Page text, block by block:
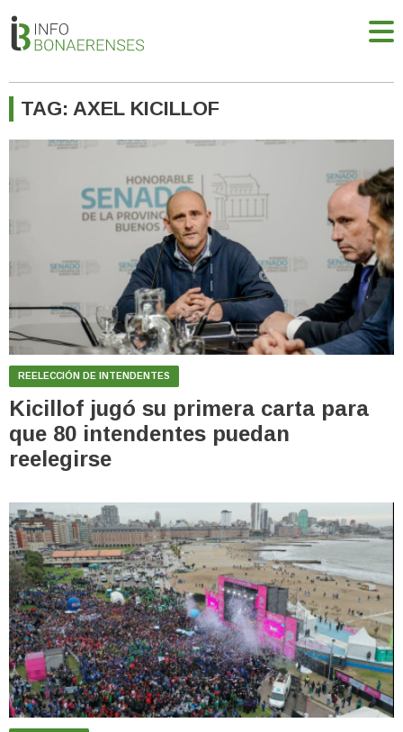
TAG: AXEL KICILLOF
REELECCIÓN DE INTENDENTES
Kicillof jugó su primera carta para
que 80 intendentes puedan
reelegirse